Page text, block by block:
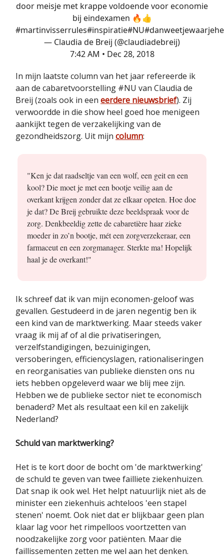
door meisje met krappe voldoende voor economie
bij eindexamen 🔥👍
#martinvisserrules#inspiratie#NU
— Claudia de Breij (@claudiadebreij)
7:42 AM • Dec 28, 2018
In mijn laatste column van het jaar refereerde ik
aan de cabaretvoorstelling #NU van Claudia de
Breij (zoals ook in een eerdere nieuwsbrief). Zij
verwoordde in die show heel goed hoe menigeen
aankijkt tegen de verzakelijking van de
gezondheidszorg. Uit mijn column:
"Ken je dat raadseltje van een wolf, een geit en een
kool? Die moet je met een bootje veilig aan de
overkant krijgen zonder dat ze elkaar opeten. Hoe doe
je dat? De Breij gebruikte deze beeldspraak voor de
zorg. Denkbeeldig zette de cabaretière haar zieke
moeder in zo’n bootje, mét een zorgverzekeraar, een
farmaceut en een zorgmanager. Sterkte ma! Hopelijk
haal je de overkant!"
Ik schreef dat ik van mijn economen-geloof was
gevallen. Gestudeerd in de jaren negentig ben ik
een kind van de marktwerking. Maar steeds vaker
vraag ik mij af of al die privatiseringen,
verzelfstandigingen, bezuinigingen,
versoberingen, efficiencyslagen, rationaliseringen
en reorganisaties van publieke diensten ons nu
iets hebben opgeleverd waar we blij mee zijn.
Hebben we de publieke sector niet te economisch
benaderd? Met als resultaat een kil en zakelijk
Nederland?
Schuld van marktwerking?
Het is te kort door de bocht om 'de marktwerking'
de schuld te geven van twee failliete ziekenhuizen.
Dat snap ik ook wel. Het helpt natuurlijk niet als de
minister een ziekenhuis achteloos 'een stapel
stenen' noemt. Ook niet dat er blijkbaar geen plan
klaar lag voor het rimpelloos voortzetten van
noodzakelijke zorg voor patiënten. Maar die
faillissementen zetten me wel aan het denken.